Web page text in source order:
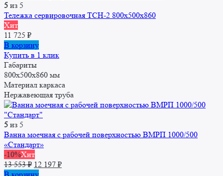
5 из 5
Тележка сервировочная ТСН-2 800х500х860
Хит
11 725 ₽
В корзину
Купить в 1 клик
Габариты
800х500х860 мм
Материал каркаса
Нержавеющая труба
5 из 5
Ванна моечная с рабочей поверхностью ВМРП 1000/500
«Стандарт»
-10%Хит
13 553₽ Первоначальная
цена
12 197 ₽Текущая